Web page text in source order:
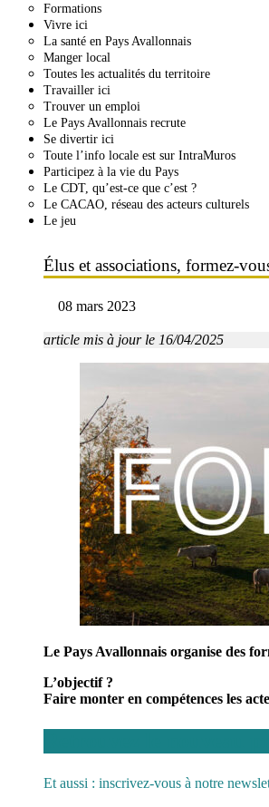
Formations
Vivre ici
La santé en Pays Avallonnais
Manger local
Toutes les actualités du territoire
Travailler ici
Trouver un emploi
Le Pays Avallonnais recrute
Se divertir ici
Toute l’info locale est sur IntraMuros
Participez à la vie du Pays
Le CDT, qu’est-ce que c’est ?
Le CACAO, réseau des acteurs culturels
Le jeu
Élus et associations, formez-
08 mars 2023
article mis à jour le 16/04/2025
Le Pays Avallonnais organise des
L’objectif ?
Faire monter en compétences les
Et aussi : inscrivez-vous à notre